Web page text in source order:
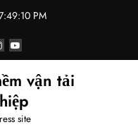
PM
vận tải
site